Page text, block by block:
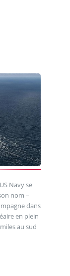
Navy se
nom –
dans
en plein
au sud